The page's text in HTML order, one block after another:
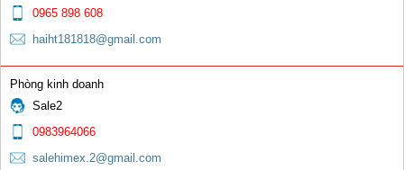
0965 898 608
haiht181818@gmail.com
Phòng kinh doanh
Sale2
0983964066
salehimex.2@gmail.com